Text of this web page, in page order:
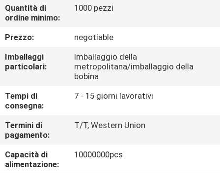
CONTROLLO
DI
QUALITÀ
UNA
CITAZIONE
Quantità di
ordine minimo:
1000 pezzi
Prezzo:
negotiable
Imballaggi
particolari:
Imballaggio della
metropolitana/imballaggio della
bobina
Tempi di
consegna:
7 - 15 giorni lavorativi
Termini di
pagamento:
T/T, Western Union
Capacità di
alimentazione:
10000000pcs